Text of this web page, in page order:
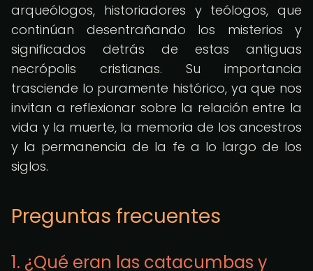
arqueólogos, historiadores y teólogos, que
continúan desentrañando los misterios y
significados detrás de estas antiguas
necrópolis cristianas. Su importancia
trasciende lo puramente histórico, ya que nos
invitan a reflexionar sobre la relación entre la
vida y la muerte, la memoria de los ancestros
y la permanencia de la fe a lo largo de los
siglos.
Preguntas frecuentes
1. ¿Qué eran las catacumbas y